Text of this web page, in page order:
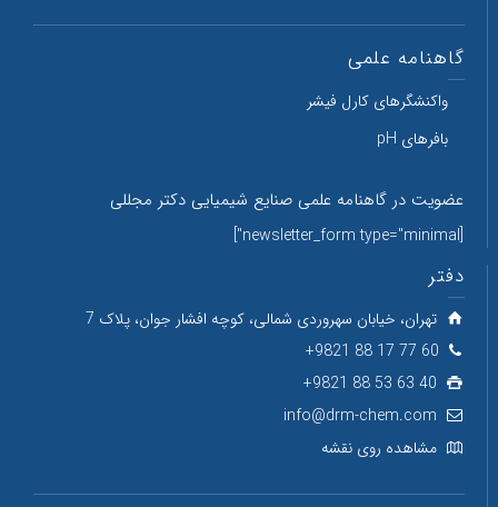
گاهنامه علمی
واکنشگرهای کارل فیشر
بافرهای pH
عضویت در گاهنامه علمی صنایع شیمیایی دکتر مجللی
[newsletter_form type="minimal"]
دفتر
تهران، خیابان سهروردی شمالی، کوچه افشار جوان، پلاک 7
60 77 17 88 9821+
40 63 53 88 9821+
info@drm-chem.com
مشاهده روی نقشه